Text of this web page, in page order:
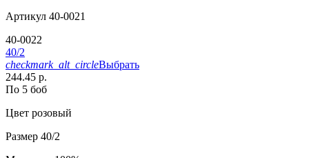
Артикул 40-0021
40-0022
40/2
checkmark_alt_circleВыбрать
244.45 р.
По 5 боб
Цвет розовый
Размер 40/2